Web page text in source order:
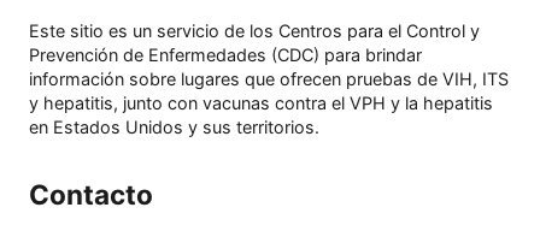
Este sitio es un servicio de los Centros para el Control y
Prevención de Enfermedades (CDC) para brindar
información sobre lugares que ofrecen pruebas de VIH, ITS
y hepatitis, junto con vacunas contra el VPH y la hepatitis
en Estados Unidos y sus territorios.
Contacto